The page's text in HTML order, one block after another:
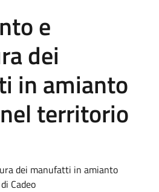
e
dei
in amianto
territorio
dei manufatti in amianto
Cadeo